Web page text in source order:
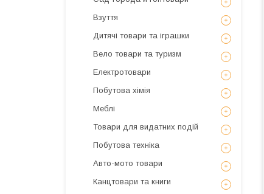
Взуття
Дитячі товари та іграшки
Вело товари та туризм
Електротовари
Побутова хімія
Меблі
Товари для видатних подій
Побутова техніка
Авто-мото товари
Канцтовари та книги